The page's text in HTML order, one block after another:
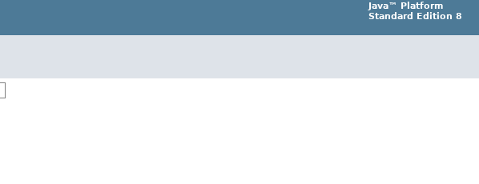
Java™ Platform
Standard Edition 8